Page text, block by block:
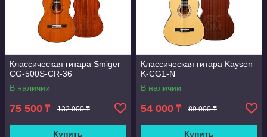
Классическая гитара Smiger
CG-500S-CR-36
В наличии
75 500 ₸ 132 000 ₸
Купить
Классическая гитара Kaysen
K-CG1-N
В наличии
54 000 ₸ 89 000 ₸
Купить